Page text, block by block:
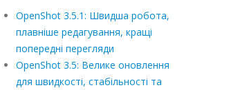
OpenShot 3.5.1: Швидша робота,
плавніше редагування, кращі
попередні перегляди
OpenShot 3.5: Велике оновлення
для швидкості, стабільності та